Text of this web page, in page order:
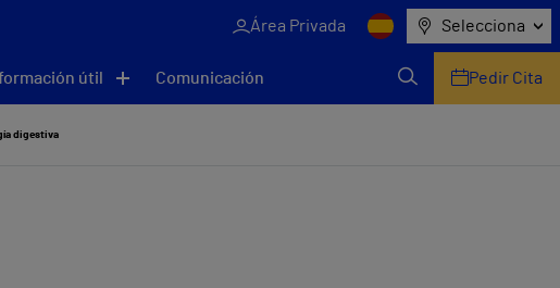
Área Privada Selecciona
útil Comunicación Pedir Cita
digestiva